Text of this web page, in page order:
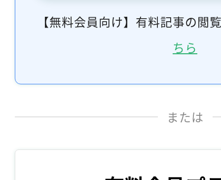
【無料会員向け】有料記事の閲
ちら
または